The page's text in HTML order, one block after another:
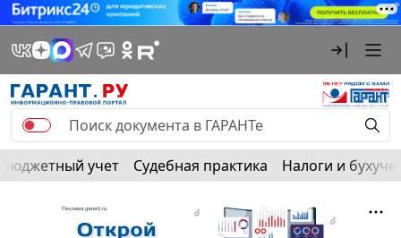
Бюджетный учет Судебная практика Налоги и